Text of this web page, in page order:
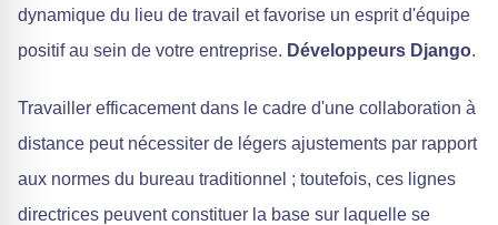
dynamique du lieu de travail et favorise un esprit d'équipe
positif au sein de votre entreprise. Développeurs Django.
Travailler efficacement dans le cadre d'une collaboration à
distance peut nécessiter de légers ajustements par rapport
aux normes du bureau traditionnel ; toutefois, ces lignes
directrices peuvent constituer la base sur laquelle se